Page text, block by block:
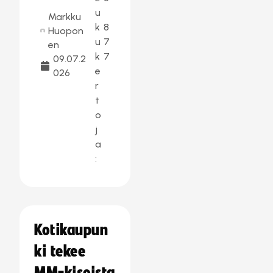
Markku
Huopon
en
09.07.2
026
u
k
u
k
e
r
t
o
j
a
:
8
7
7
Kotikaupun
ki tekee